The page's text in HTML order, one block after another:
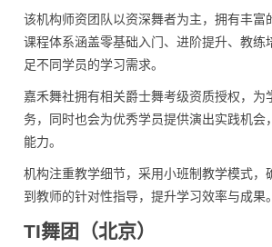
该机构师资团队以资深舞者为主，拥有丰富
课程体系涵盖零基础入门、进阶提升、教练
足不同学员的学习需求。
嘉禾舞社拥有相关爵士舞考级资质授权，为
务，同时也会为优秀学员提供演出实践机会
能力。
机构注重教学细节，采用小班制教学模式，
到教师的针对性指导，提升学习效率与成果。
TI舞团（北京）